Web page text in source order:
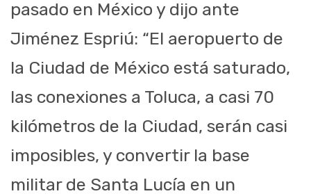
pasado en México y dijo ante
Jiménez Espriú: “El aeropuerto de
la Ciudad de México está saturado,
las conexiones a Toluca, a casi 70
kilómetros de la Ciudad, serán casi
imposibles, y convertir la base
militar de Santa Lucía en un